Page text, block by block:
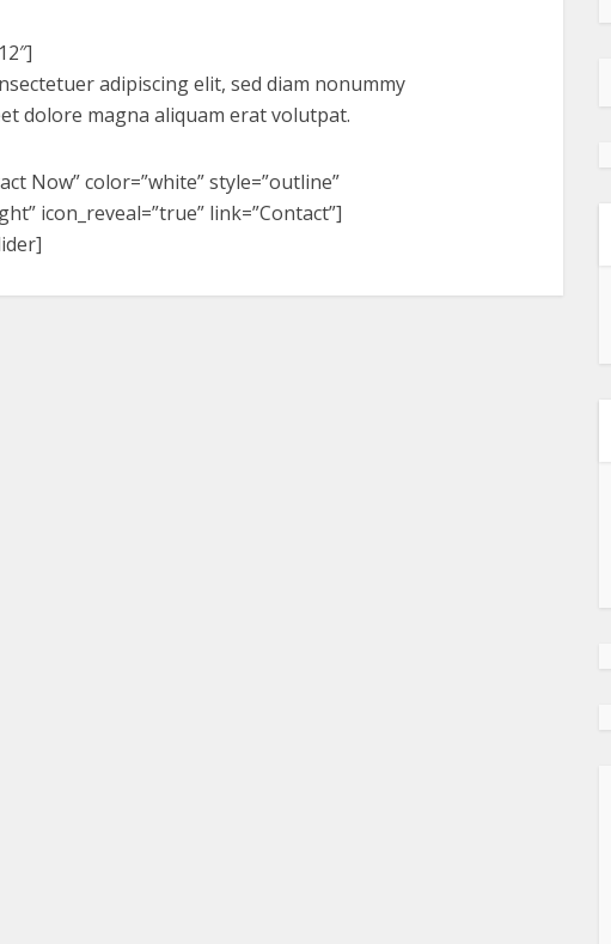
adipiscing elit, sed diam nonummy
dolore magna aliquam erat volutpat.
Now” color=”white” style=”outline”
icon_reveal=”true” link=”Contact”]